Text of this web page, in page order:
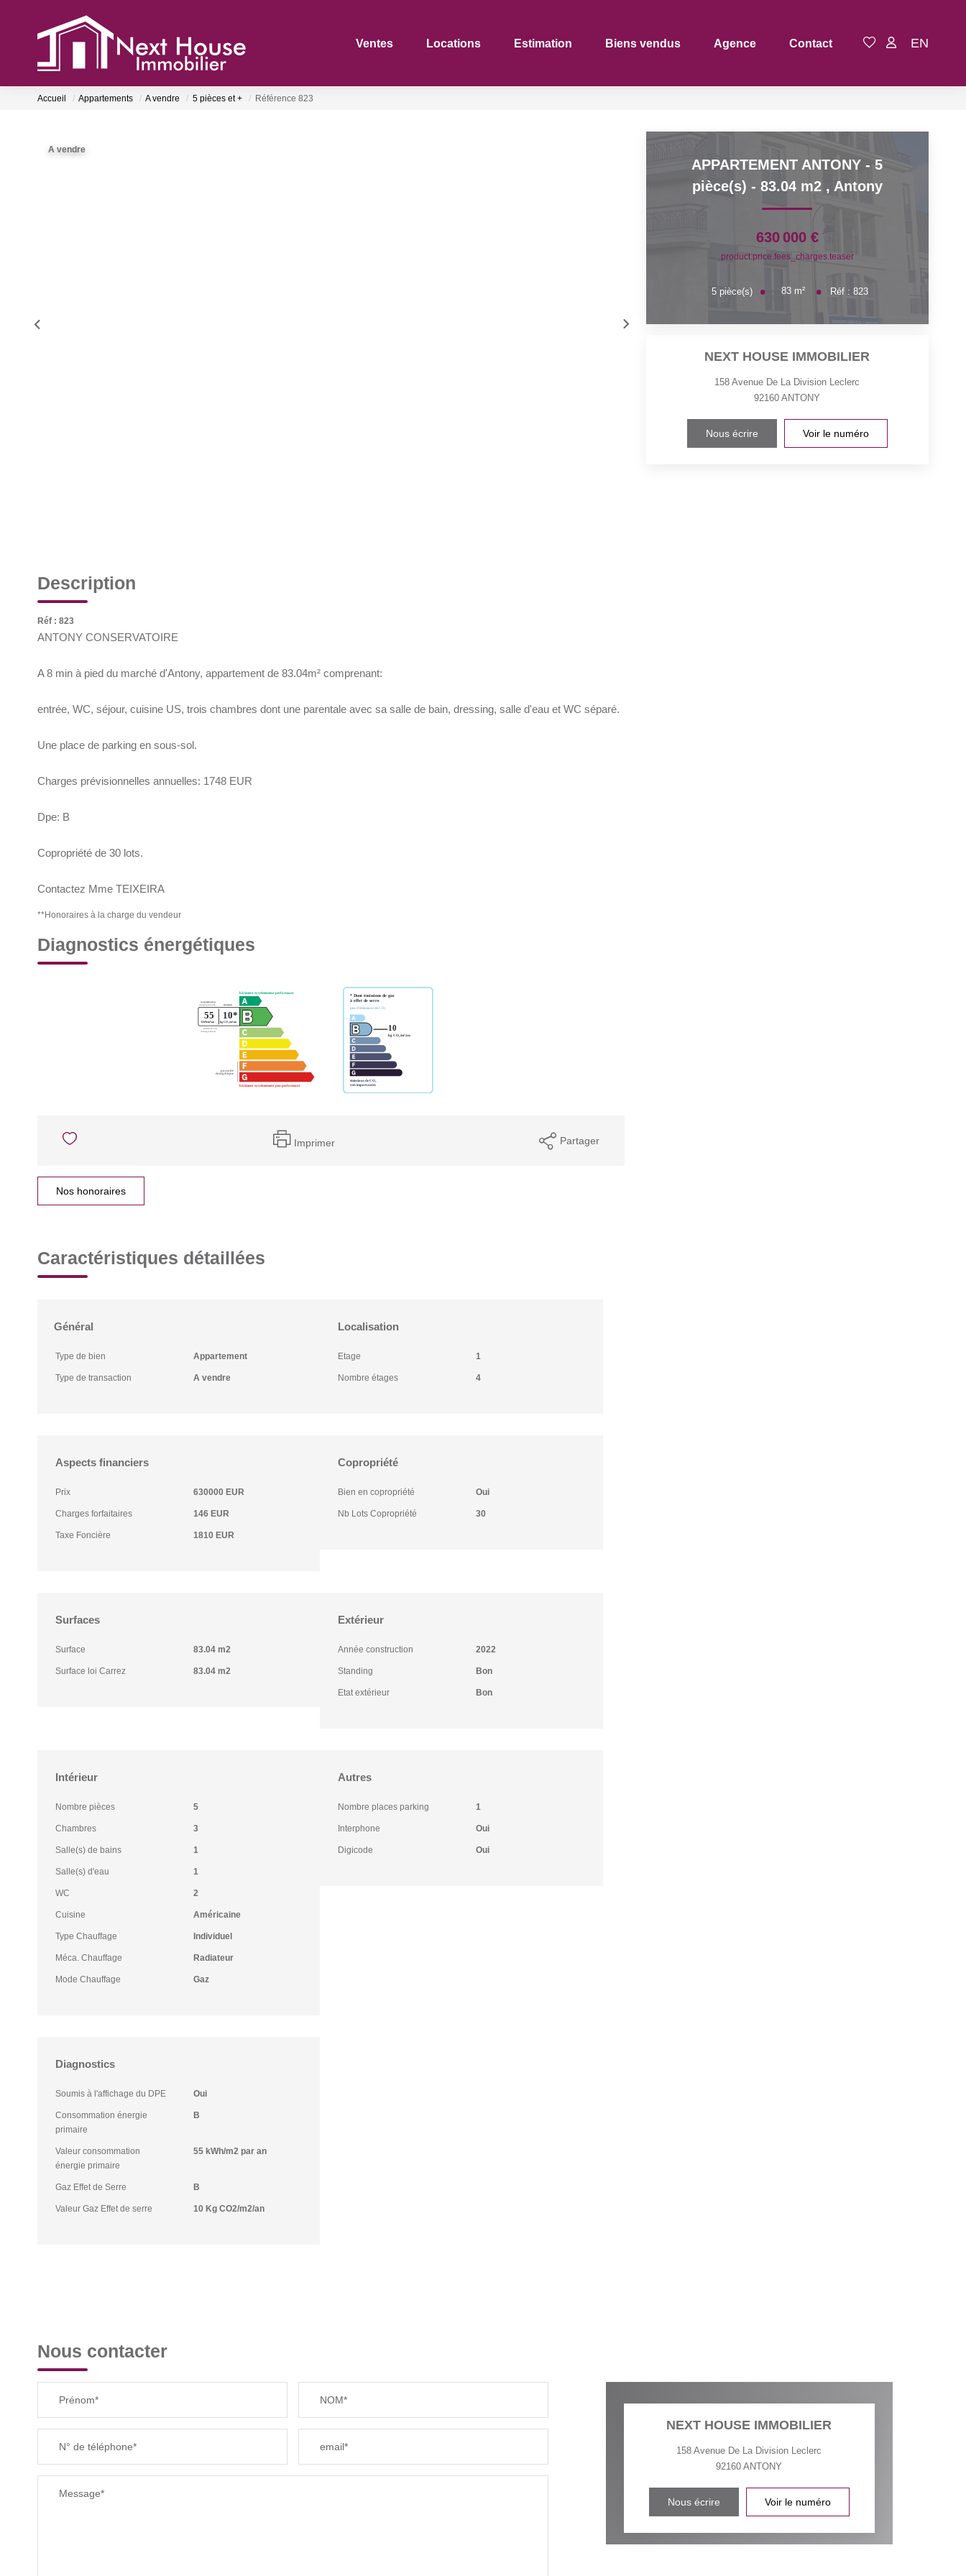
Ventes Locations Estimation Biens vendus Agence Contact EN
Accueil Appartements A vendre 5 pièces et + Référence 823
A vendre
Description
Réf : 823
ANTONY CONSERVATOIRE
A 8 min à pied du marché d'Antony, appartement de 83.04m² comprenant:
entrée, WC, séjour, cuisine US, trois chambres dont une parentale avec sa salle de bain, dressing, salle d'eau et WC séparé.
Une place de parking en sous-sol.
Charges prévisionnelles annuelles: 1748 EUR
Dpe: B
Copropriété de 30 lots.
Contactez Mme TEIXEIRA
**Honoraires à la charge du vendeur
Diagnostics énergétiques
Imprimer Partager
Nos honoraires
Caractéristiques détaillées
Général
Type de bien Appartement
Type de transaction A vendre
Localisation
Etage 1
Nombre étages 4
Aspects financiers
Prix 630000 EUR
Charges forfaitaires 146 EUR
Taxe Foncière 1810 EUR
Copropriété
Bien en copropriété Oui
Nb Lots Copropriété 30
Surfaces
Surface 83.04 m2
Surface loi Carrez 83.04 m2
Extérieur
Année construction 2022
Standing Bon
Etat extérieur Bon
Intérieur
Nombre pièces 5
Chambres 3
Salle(s) de bains 1
Salle(s) d'eau 1
WC 2
Cuisine Américaine
Type Chauffage Individuel
Méca. Chauffage Radiateur
Mode Chauffage Gaz
Autres
Nombre places parking 1
Interphone Oui
Digicode Oui
Diagnostics
Soumis à l'affichage du DPE Oui
Consommation énergie
primaire
B
Valeur consommation
énergie primaire
55 kWh/m2 par an
Gaz Effet de Serre B
Valeur Gaz Effet de serre 10 Kg CO2/m2/an
APPARTEMENT ANTONY - 5
pièce(s) - 83.04 m2 , Antony
630 000 €
product.price.fees_charges.teaser
5pièce(s) 83 m² Réf :823
NEXT HOUSE IMMOBILIER
158 Avenue De La Division Leclerc
92160ANTONY
Nous écrire Voir le numéro
Nous contacter
Prénom* NOM*
N° de téléphone* email*
Message*
NEXT HOUSE IMMOBILIER
158 Avenue De La Division Leclerc
92160ANTONY
Nous écrire Voir le numéro